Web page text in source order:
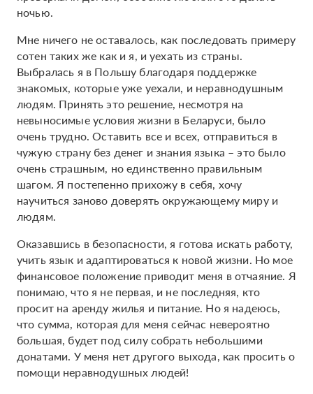
ночью.
Мне ничего не оставалось, как последовать примеру
сотен таких же как и я, и уехать из страны.
Выбралась я в Польшу благодаря поддержке
знакомых, которые уже уехали, и неравнодушным
людям. Принять это решение, несмотря на
невыносимые условия жизни в Беларуси, было
очень трудно. Оставить все и всех, отправиться в
чужую страну без денег и знания языка – это было
очень страшным, но единственно правильным
шагом. Я постепенно прихожу в себя, хочу
научиться заново доверять окружающему миру и
людям.
Оказавшись в безопасности, я готова искать работу,
учить язык и адаптироваться к новой жизни. Но мое
финансовое положение приводит меня в отчаяние. Я
понимаю, что я не первая, и не последняя, кто
просит на аренду жилья и питание. Но я надеюсь,
что сумма, которая для меня сейчас невероятно
большая, будет под силу собрать небольшими
донатами. У меня нет другого выхода, как просить о
помощи неравнодушных людей!